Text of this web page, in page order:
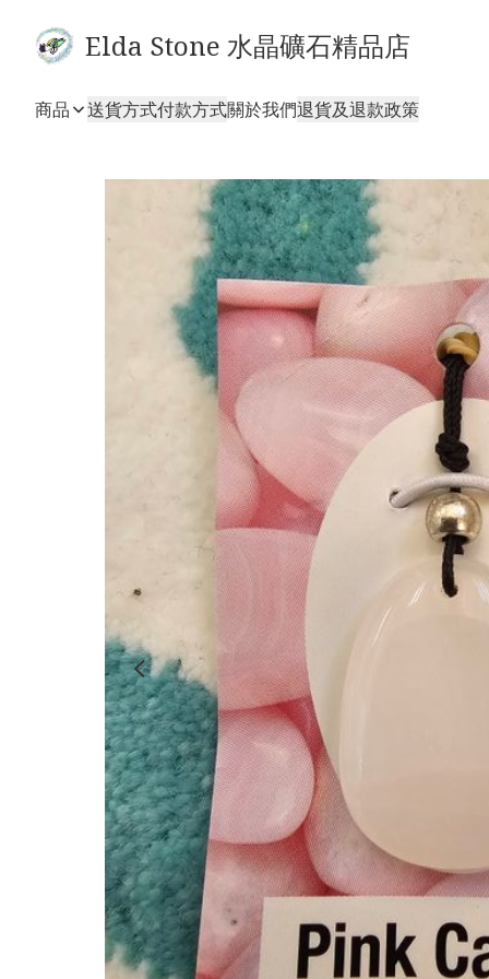
Elda Stone 水晶礦石精品店
商品 送貨方式付款方式關於我們退貨及退款政策